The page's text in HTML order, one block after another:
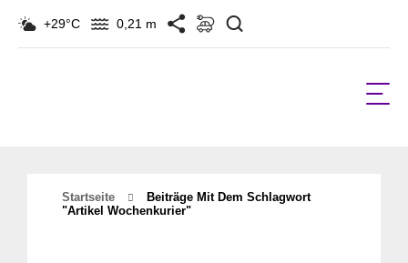
+29°C 0,21 m
Startseite
Beiträge Mit Dem Schlagwort
"Artikel Wochenkurier"